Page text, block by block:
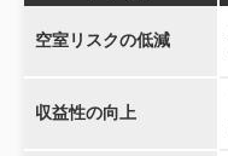
空室リスクの低減
収益性の向上